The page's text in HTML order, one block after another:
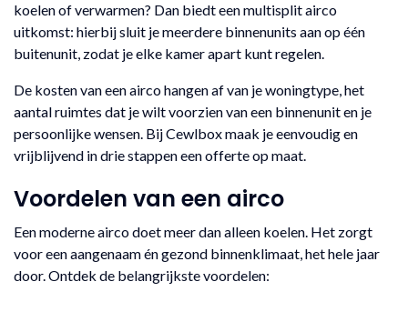
koelen of verwarmen? Dan biedt een multisplit airco
uitkomst: hierbij sluit je meerdere binnenunits aan op één
buitenunit, zodat je elke kamer apart kunt regelen.
De kosten van een airco hangen af van je woningtype, het
aantal ruimtes dat je wilt voorzien van een binnenunit en je
persoonlijke wensen. Bij Cewlbox maak je eenvoudig en
vrijblijvend in drie stappen een offerte op maat.
Voordelen van een airco
Een moderne airco doet meer dan alleen koelen. Het zorgt
voor een aangenaam én gezond binnenklimaat, het hele jaar
door. Ontdek de belangrijkste voordelen: